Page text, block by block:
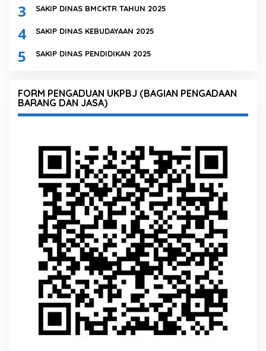
3 SAKIP DINAS BMCKTR TAHUN 2025
4 SAKIP DINAS KEBUDAYAAN 2025
5 SAKIP DINAS PENDIDIKAN 2025
FORM PENGADUAN UKPBJ (BAGIAN PENGADAAN
BARANG DAN JASA)